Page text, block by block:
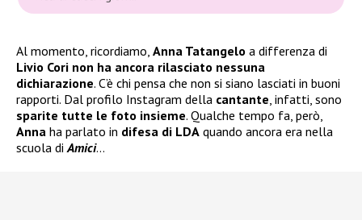
Al momento, ricordiamo, Anna Tatangelo a differenza di
Livio Cori non ha ancora rilasciato nessuna
dichiarazione. C’è chi pensa che non si siano lasciati in buoni
rapporti. Dal profilo Instagram della cantante , infatti, sono
sparite tutte le foto insieme. Qualche tempo fa, però,
Anna ha parlato in difesa di LDA quando ancora era nella
scuola di Amici…